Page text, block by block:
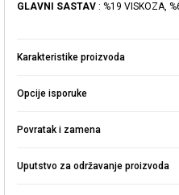
GLAVNI SASTAV : %19 VISKOZA,
Karakteristike proizvoda
Opcije isporuke
Povratak i zamena
Uputstvo za održavanje proizvoda
Odaberite Zemlju
Pletena